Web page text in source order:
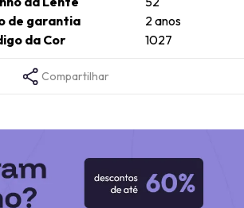
de garantia
2 anos
da Cor
1027
Compartilhar